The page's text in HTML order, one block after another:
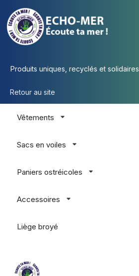
Produits uniques, recyclés et solidaires
Retour au site
Vêtements
Sacs en voiles
Paniers ostréicoles
Accessoires
Liège broyé